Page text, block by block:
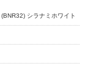
シラナミホワイト